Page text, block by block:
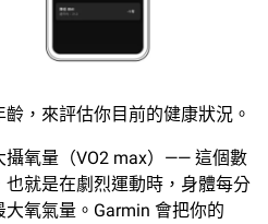
，來評估你目前的健康狀況。
攝氧量（VO2 max）—— 這個數
就是在劇烈運動時，身體每分
氧氣量。Garmin 會把你的